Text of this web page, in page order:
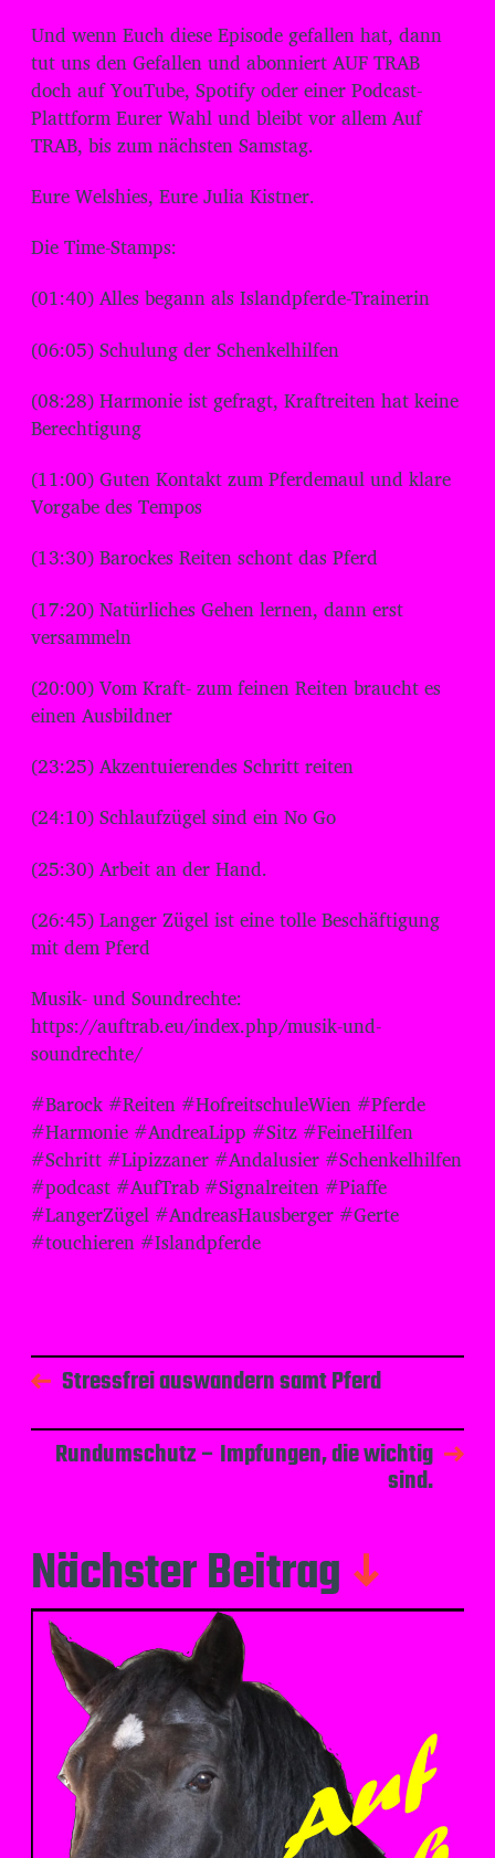
Und wenn Euch diese Episode gefallen hat, dann
tut uns den Gefallen und abonniert AUF TRAB
doch auf YouTube, Spotify oder einer Podcast-
Plattform Eurer Wahl und bleibt vor allem Auf
TRAB, bis zum nächsten Samstag.
Eure Welshies, Eure Julia Kistner.
Die Time-Stamps:
(01:40) Alles begann als Islandpferde-Trainerin
(06:05) Schulung der Schenkelhilfen
(08:28) Harmonie ist gefragt, Kraftreiten hat keine
Berechtigung
(11:00) Guten Kontakt zum Pferdemaul und klare
Vorgabe des Tempos
(13:30) Barockes Reiten schont das Pferd
(17:20) Natürliches Gehen lernen, dann erst
versammeln
(20:00) Vom Kraft- zum feinen Reiten braucht es
einen Ausbildner
(23:25) Akzentuierendes Schritt reiten
(24:10) Schlaufzügel sind ein No Go
(25:30) Arbeit an der Hand.
(26:45) Langer Zügel ist eine tolle Beschäftigung
mit dem Pferd
Musik- und Soundrechte:
https://auftrab.eu/index.php/musik-und-
soundrechte/
#Barock #Reiten #HofreitschuleWien #Pferde
#Harmonie #AndreaLipp #Sitz #FeineHilfen
#Schritt #Lipizzaner #Andalusier #Schenkelhilfen
#podcast #AufTrab #Signalreiten #Piaffe
#LangerZügel #AndreasHausberger #Gerte
#touchieren #Islandpferde
Stressfrei auswandern samt Pferd
Rundumschutz – Impfungen, die wichtig
sind.
Nächster Beitrag